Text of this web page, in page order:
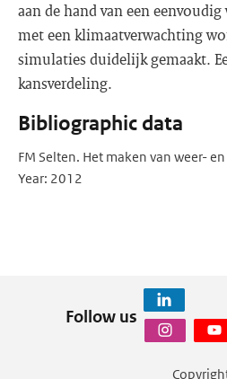
aan de hand van een
met een klimaatverwachting
simulaties duidelijk gemaakt.
kansverdeling.
Bibliographic data
FM Selten. Het maken van weer-
Year: 2012
Follow us